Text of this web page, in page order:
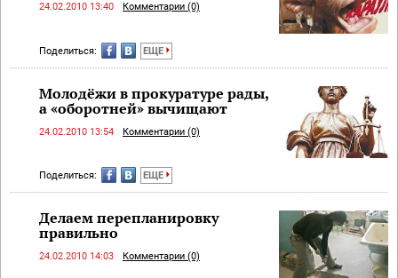
24.02.2010 13:40 Комментарии (0)
Поделиться: ЕЩЕ
Молодёжи в прокуратуре рады,
а «оборотней» вычищают
24.02.2010 13:54 Комментарии (0)
Поделиться: ЕЩЕ
Делаем перепланировку
правильно
24.02.2010 14:03 Комментарии (0)